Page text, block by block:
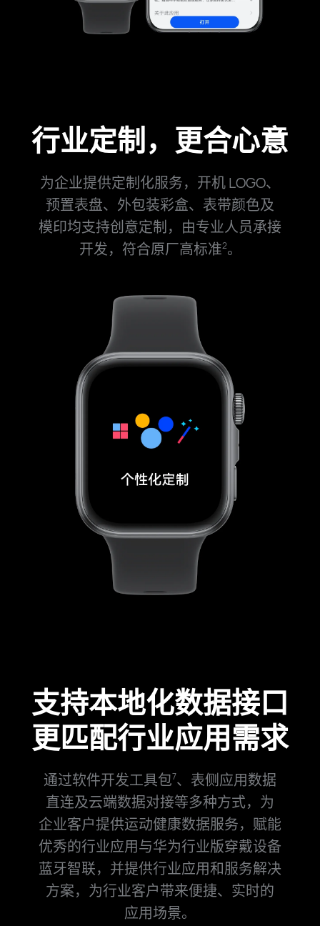
行业定制，更合心意
为企业提供定制化服务，开机 LOGO、
预置表盘、外包装彩盒、表带颜色及
模印均支持创意定制，由专业人员承接
开发，符合原厂高标⁠准2。
支持本地化数据接口
更匹配行业应用需求
通过软件开发工具包7、表侧应用数据
直连及云端数据对接等多种方式，为
企业客户提供运动健康数据服务，赋能
优秀的行业应用与华为行业版穿戴设备
蓝牙智联，并提供行业应用和服务解决
方案，为行业客户带来便捷、实时的
应用场⁠景。